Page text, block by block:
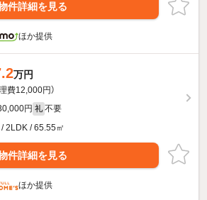
件詳細を見る
ほか提供
万円
理費12,000円）
円 礼 不要
2LDK / 65.55㎡
件詳細を見る
ほか提供